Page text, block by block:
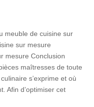
meuble de cuisine sur
sur mesure
mesure Conclusion
maîtresses de toute
s’exprime et où
Afin d’optimiser cet